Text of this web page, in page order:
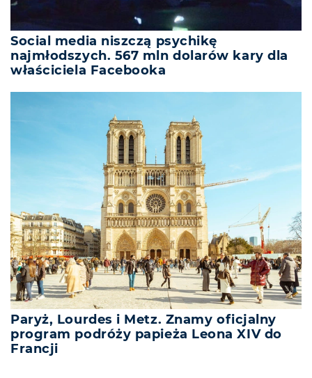
Social media niszczą psychikę
najmłodszych. 567 mln dolarów kary dla
właściciela Facebooka
Paryż, Lourdes i Metz. Znamy oficjalny
program podróży papieża Leona XIV do
Francji